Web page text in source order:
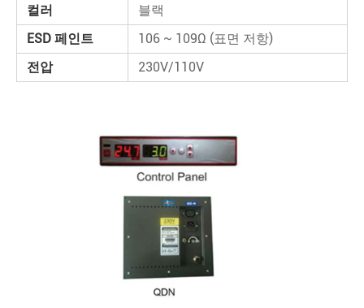
컬러
블랙
ESD 페인트
106 ~ 109Ω (표면 저항)
전압
230V/110V